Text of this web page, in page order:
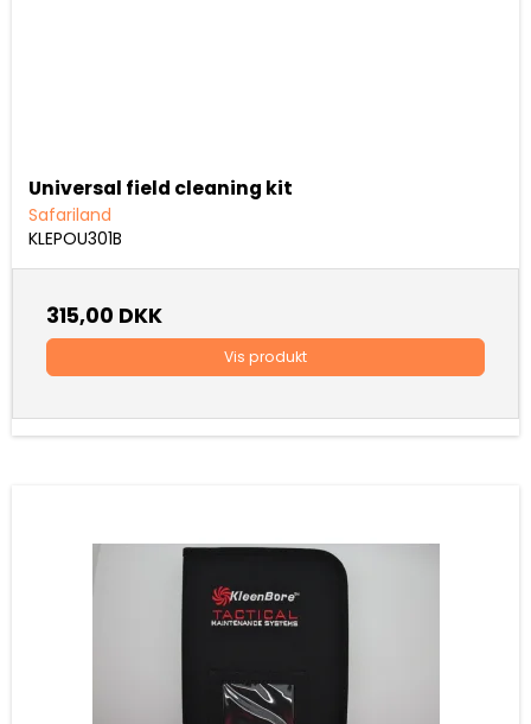
Universal field cleaning kit
Safariland
KLEPOU301B
315,00 DKK
Vis produkt